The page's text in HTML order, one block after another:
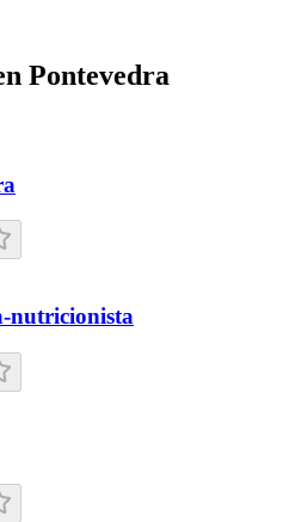
Pontevedra
nutricionista